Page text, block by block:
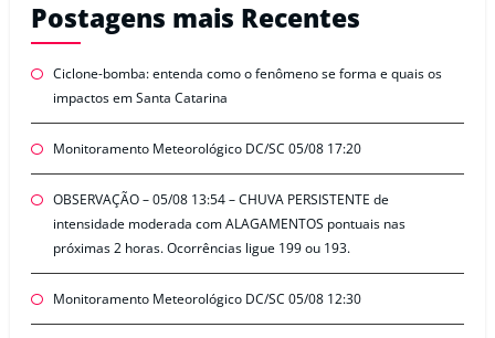
Postagens mais Recentes
Ciclone-bomba: entenda como o fenômeno se forma e quais os
impactos em Santa Catarina
Monitoramento Meteorológico DC/SC 05/08 17:20
OBSERVAÇÃO – 05/08 13:54 – CHUVA PERSISTENTE de
intensidade moderada com ALAGAMENTOS pontuais nas
próximas 2 horas. Ocorrências ligue 199 ou 193.
Monitoramento Meteorológico DC/SC 05/08 12:30